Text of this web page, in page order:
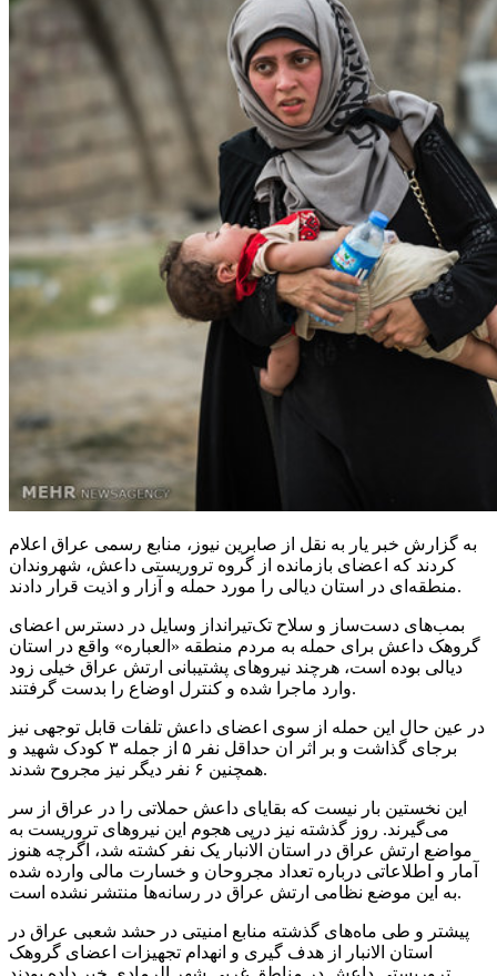
به گزارش خبر یار به نقل از صابرین نیوز، منابع رسمی عراق اعلام
کردند که اعضای بازمانده از گروه تروریستی داعش، شهروندان
منطقه‌ای در استان دیالی را مورد حمله و آزار و اذیت قرار دادند.
بمب‌های دست‌ساز و سلاح تک‌تیرانداز وسایل در دسترس اعضای
گروهک داعش برای حمله به مردم منطقه « العباره» واقع در استان
دیالی بوده است، هرچند نیروهای پشتیبانی ارتش عراق خیلی زود
وارد ماجرا شده و کنترل اوضاع را بدست گرفتند.
در عین حال این حمله از سوی اعضای داعش تلفات قابل توجهی نیز
برجای گذاشت و بر اثر
ان
حداقل نفر ۵ از جمله ۳ کودک شهید و
همچنین ۶ نفر دیگر نیز مجروح شدند.
این نخستین بار نیست که بقایای داعش حملاتی را در عراق از سر
می‌گیرند. روز گذشته نیز درپی هجوم این نیروهای تروریست به
مواضع ارتش عراق در استان الانبار یک نفر کشته شد، اگرچه هنوز
آمار و اطلاعاتی درباره تعداد مجروحان و خسارت مالی وارده شده
به این موضع نظامی ارتش عراق در رسانه‌ها منتشر نشده است.
پیشتر و طی ماه‌های گذشته منابع امنیتی در حشد شعبی عراق در
استان الانبار از هدف گیری و انهدام تجهیزات اعضای گروهک